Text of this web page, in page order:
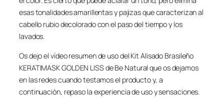
esas tonalidades amarillentas y pajizas que caracterizan al
cabello rubio decolorado con el paso del tiempo y los
lavados.
Os dejo el vídeo resumen de uso del Kit Alisado Brasileño
KERATIMASK GOLDEN LISS de Be Natural que os dejamos
en las redes cuando testamos el producto y, a
continuación, repaso la experiencia de uso y sensaciones.